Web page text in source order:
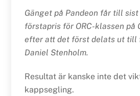
Gänget på Pandeon får till
förstapris för ORC-klassen på
efter att det först delats ut till
Daniel Stenholm.
Resultat är kanske inte det
kappsegling.